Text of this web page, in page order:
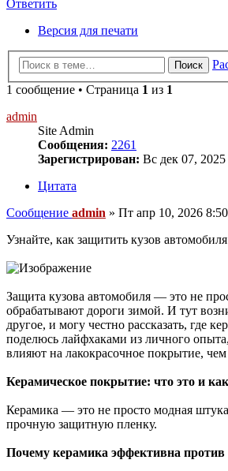
Ответить
Версия для печати
Поиск
1 сообщение • Страница 1 из 1
admin
Site Admin
Сообщения: 2261
Зарегистрирован: Вс дек 07, 2025
Цитата
Сообщение admin » Пт апр 10, 2026
Узнайте, как защитить кузов
Защита кузова автомобиля — это не
обрабатывают дороги зимой. И тут
другое, и могу честно рассказать, где
поделюсь лайфхаками из личного
влияют на лакокрасочное покрытие,
Керамическое покрытие: что это и
Керамика — это не просто модная
прочную защитную пленку.
Почему керамика эффективна против